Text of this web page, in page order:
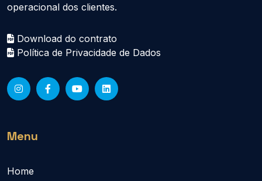
operacional dos clientes.
Download do contrato
Política de Privacidade de Dados
Menu
Home